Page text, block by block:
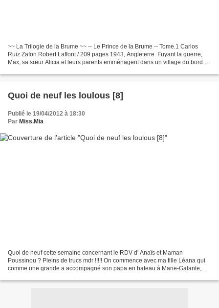
~~ La Trilogie de la Brume ~~ -- Le Prince de la Brume -- Tome.1 Carlos
Ruiz Zafon Robert Laffont / 209 pages 1943, Angleterre. Fuyant la guerre,
Max, sa sœur Alicia et leurs parents emménagent dans un village du bord de
Quoi de neuf les loulous [8]
Publié le 19/04/2012 à 18:30
Par Miss.Mia
Quoi de neuf cette semaine concernant le RDV d' Anaïs et Maman
Poussinou ? Pleins de trucs mdr !!!!! On commence avec ma fille Léana qui
comme une grande a accompagné son papa en bateau à Marie-Galante,